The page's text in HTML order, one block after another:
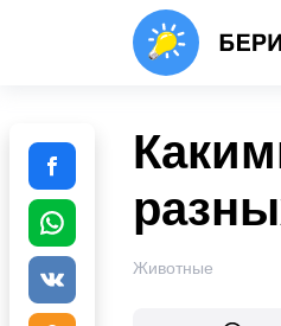
Животные